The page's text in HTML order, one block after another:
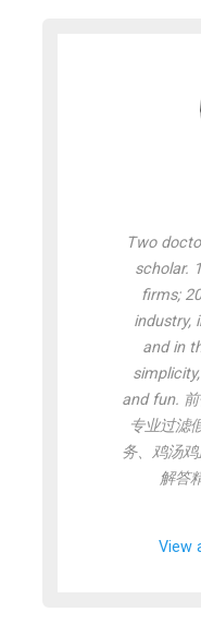
Two
scholar.
firms;
industry,
and in
and fun. 前
专业过滤
务、鸡汤
解答
View